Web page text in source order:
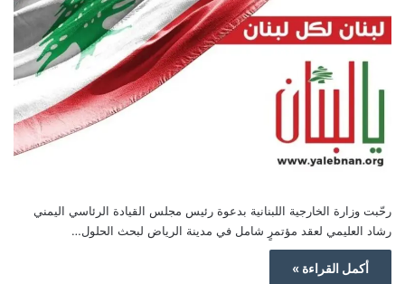
رحّبت وزارة الخارجية اللبنانية بدعوة رئيس مجلس القيادة الرئاسي اليمني
رشاد العليمي لعقد مؤتمرٍ شامل في مدينة الرياض لبحث الحلول…
أكمل القراءة »